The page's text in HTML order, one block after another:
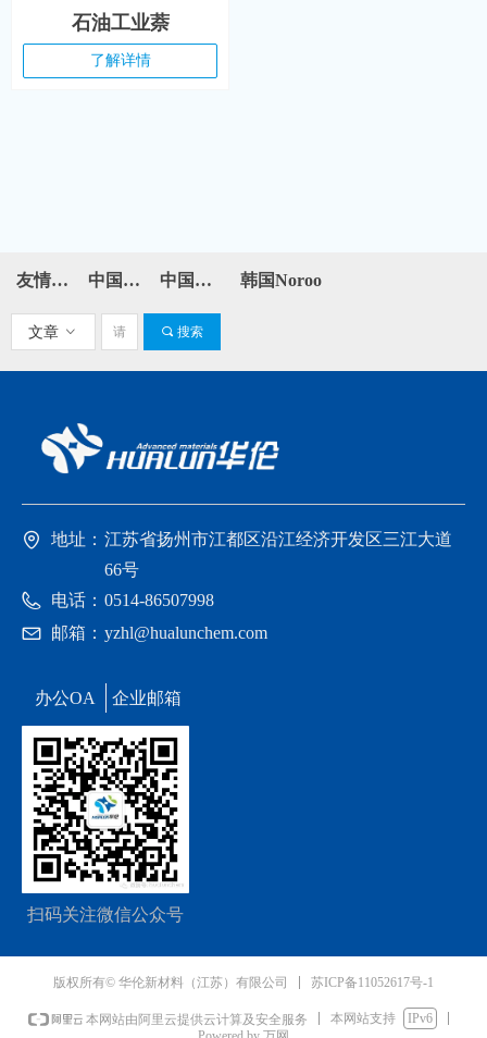
石油工业萘
了解详情
友情链接： 中国石化 中国石油 韩国Noroo
끠 搜索
文章 ꀁ
地址： 江苏省扬州市江都区沿江经济开发区三江大道
66号
电话： 0514-86507998
邮箱： yzhl@hualunchem.com
扫码关注微信公众号
办公OA 企业邮箱
版权所有© 华伦新材料（江苏）有限公司 苏ICP备11052617号-1
本网站由阿里云提供云计算及安全服务 本网站支持
IPv6